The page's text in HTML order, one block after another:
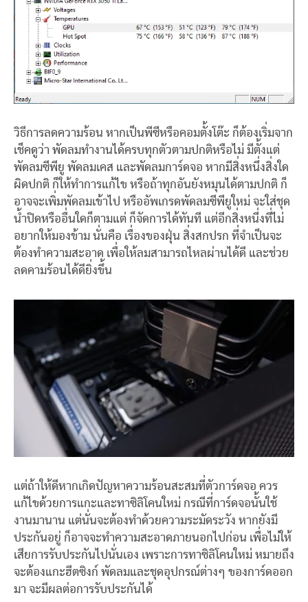
วิธีการลดความร้อน หากเป็นพีซีหรือคอมตั้งโต๊ะ ก็ต้องเริ่มจาก
เช็คดูว่า พัดลมทำงานได้ครบทุกตัวตามปกติหรือไม่ มีตั้งแต่
พัดลมซีพียู พัดลมเคส และพัดลมการ์ดจอ หากมีสิ่งหนึ่งสิ่งใด
ผิดปกติ ก็ให้ทำการแก้ไข หรือถ้าทุกอันยังหมุนได้ตามปกติ ก็
อาจจะเพิ่มพัดลมเข้าไป หรืออัพเกรดพัดลมซีพียูใหม่ จะใส่ชุด
น้ำปิดหรืออื่นใดก็ตามแต่ ก็จัดการได้ทันที แต่อีกสิ่งหนึ่งที่ไม่
อยากให้มองข้าม นั่นคือ เรื่องของฝุ่น สิ่งสกปรก ที่จำเป็นจะ
ต้องทำความสะอาด เพื่อให้ลมสามารถไหลผ่านได้ดี และช่วย
ลดคามร้อนได้ดียิ่งขึ้น
แต่ถ้าให้ดีหากเกิดปัญหาความร้อนสะสมที่ตัวการ์ดจอ ควร
แก้ไขด้วยการแกะและทาซิลิโคนใหม่ กรณีที่การ์ดจอนั้นใช้
งานมานาน แต่นั่นจะต้องทำด้วยความระมัดระวัง หากยังมี
ประกันอยู่ ก็อาจจะทำความสะอาดภายนอกไปก่อน เพื่อไม่ให้
เสียการรับประกันไปนั่นเอง เพราะการทาซิลิโคนใหม่ หมายถึง
จะต้องแกะฮีตซิงก์ พัดลมและชุดอุปกรณ์ต่างๆ ของการ์ดออก
มา จะมีผลต่อการรับประกันได้